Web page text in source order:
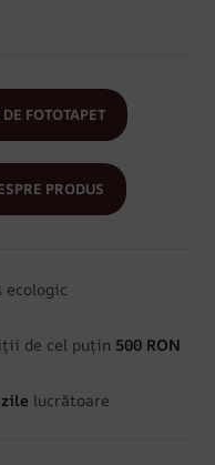
FOTOTAPET
PRODUS
ecologic
de cel puțin 500 RON
lucrătoare